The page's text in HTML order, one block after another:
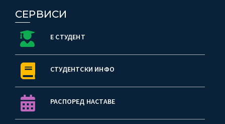
СЕРВИСИ
Е СТУДЕНТ
СТУДЕНТСКИ ИНФО
РАСПОРЕД НАСТАВЕ